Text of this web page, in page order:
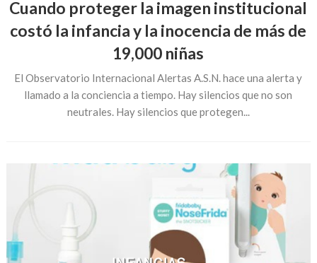
Cuando proteger la imagen institucional
costó la infancia y la inocencia de más de
19,000 niñas
El Observatorio Internacional Alertas A.S.N. hace una alerta y
llamado a la conciencia a tiempo. Hay silencios que no son
neutrales. Hay silencios que protegen...